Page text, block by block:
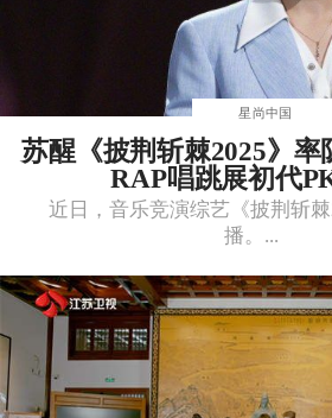
星尚中国
苏醒《披荆斩棘2025》率
RAP唱跳展初代
近日，音乐竞演综艺《披荆斩
播。...